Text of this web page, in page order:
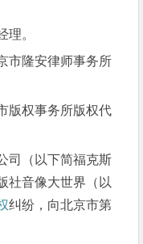
。
隆安律师事务所
权事务所版权代
（以下简福克斯
社音像大世界（以
纠纷，向北京市第